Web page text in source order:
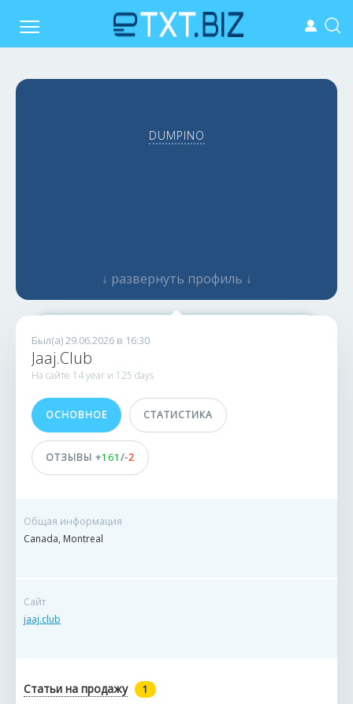
DUMPINO
↓ развернуть профиль ↓
40 798
1309 orders
0 deals
Jaaj.Club
На сайте 14 year и 125 days
Был(а) 29.06.2026 в 16:30
ОСНОВНОЕ СТАТИСТИКА
ОТЗЫВЫ +161 /-2
Общая информация
Canada, Montreal
Сайт
jaaj.club
Статьи на продажу 1